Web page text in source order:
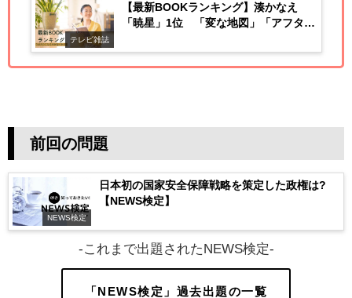
テレビ雑誌
【最新BOOKランキング】湊かなえ
「暁星」1位 「変な地図」「アフタ
前回の問題
NEWS検定
日本初の国家安全保障戦略を策定した政権は?
【NEWS検定】
-これまで出題されたNEWS検定-
「NEWS検定」過去出題の一覧